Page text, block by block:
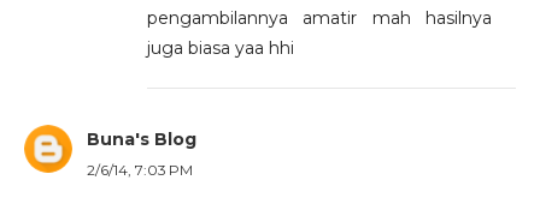
pengambilannya amatir mah hasilnya
juga biasa yaa hhi
Buna's Blog
2/6/14, 7:03 PM